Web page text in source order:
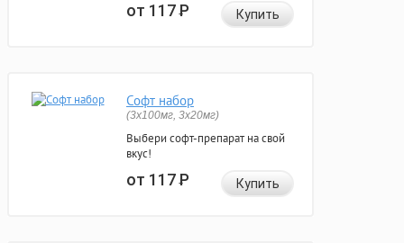
от 117Р Купить
Софт набор
(3x100мг, 3x20мг)
Выбери софт-препарат на свой
вкус!
от 117Р Купить